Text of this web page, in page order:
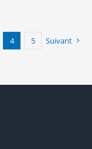
4 5 Suivant